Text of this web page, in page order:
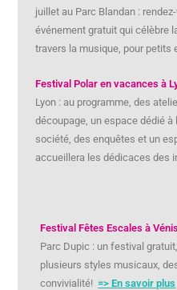
juillet au Parc Blandan :
événement gratuit qui célèbre
travers la musique, pour petits
Festival Polar en vacances à
Lyon : au programme, des
découpage, un espace dédié
société, des enquêtes et un
accueillera les dédicaces des
Festival Fêtes Escales à
Parc Dupic : un festival
plusieurs styles musicaux,
convivialité! => En savoir plus